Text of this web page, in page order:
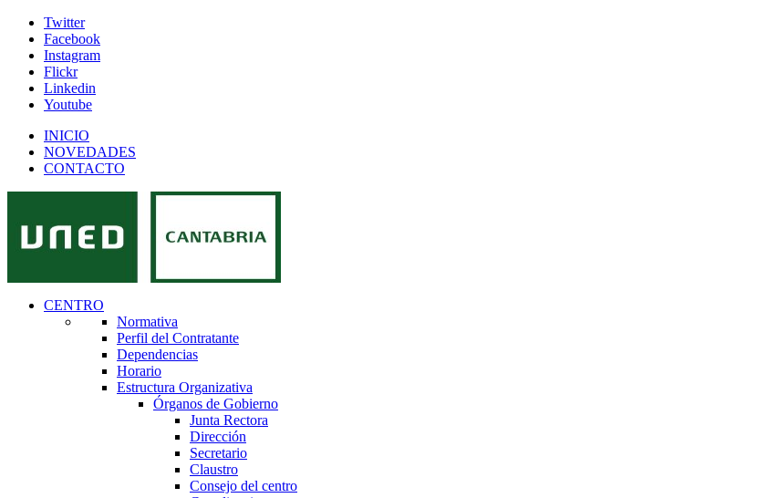
Twitter
Facebook
Instagram
Flickr
Linkedin
Youtube
INICIO
NOVEDADES
CONTACTO
CENTRO
Normativa
Perfil del Contratante
Dependencias
Horario
Estructura Organizativa
Órganos de Gobierno
Junta Rectora
Dirección
Secretario
Claustro
Consejo del centro